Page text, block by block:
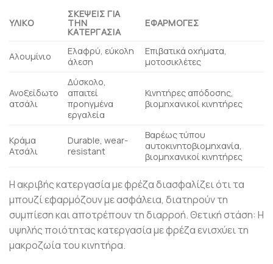
ΥΛΙΚΌ
ΣΚΈΨΕΙΣ ΓΙΑ
ΤΗΝ
ΚΑΤΕΡΓΑΣΊΑ
ΕΦΑΡΜΟΓΈΣ
Αλουμίνιο
Ελαφρύ, εύκολη
άλεση
Επιβατικά οχήματα,
μοτοσικλέτες
Ανοξείδωτο
ατσάλι
Δύσκολο,
απαιτεί
προηγμένα
εργαλεία
Κινητήρες απόδοσης,
βιομηχανικοί κινητήρες
Κράμα
Ατσάλι
Durable, wear-
resistant
Βαρέως τύπου
αυτοκινητοβιομηχανία,
βιομηχανικοί κινητήρες
Η ακριβής κατεργασία με φρέζα διασφαλίζει ότι τα
μπουζί εφαρμόζουν με ασφάλεια, διατηρούν τη
συμπίεση και αποτρέπουν τη διαρροή. Θετική στάση: Η
υψηλής ποιότητας κατεργασία με φρέζα ενισχύει τη
μακροζωία του κινητήρα.